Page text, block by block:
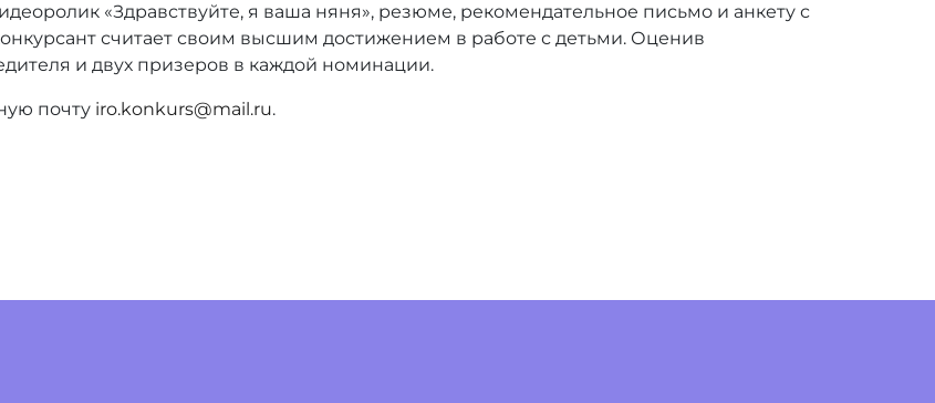
«Здравствуйте, я ваша няня», резюме, рекомендательное письмо и анкету с
считает своим высшим достижением в работе с детьми. Оценив
и двух призеров в каждой номинации.
почту iro.konkurs@mail.ru.